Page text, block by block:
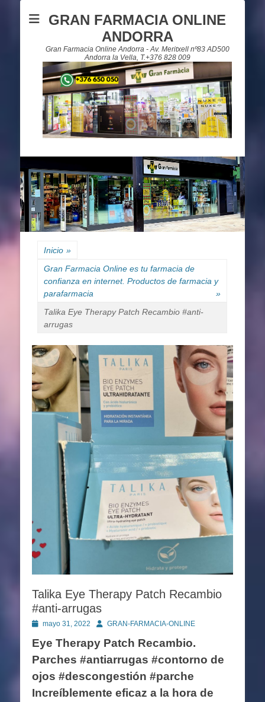
GRAN FARMACIA ONLINE
ANDORRA
Gran Farmacia Online Andorra - Av. Meritxell nº83 AD500
Andorra la Vella, T.+376 828 009
Inicio »
Gran Farmacia Online es tu farmacia de
confianza en internet. Productos de farmacia y
parafarmacia
»
Talika Eye Therapy Patch Recambio #anti-
arrugas
Talika Eye Therapy Patch Recambio
#anti-arrugas
Publicado
mayo 31, 2022 AutorGRAN-FARMACIA-ONLINE
Eye Therapy Patch Recambio.
Parches #antiarrugas #contorno de
ojos #descongestión #parche
Increíblemente eficaz a la hora de